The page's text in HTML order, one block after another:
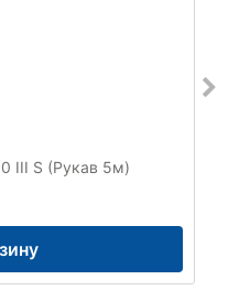
III S (Рукав 5м)